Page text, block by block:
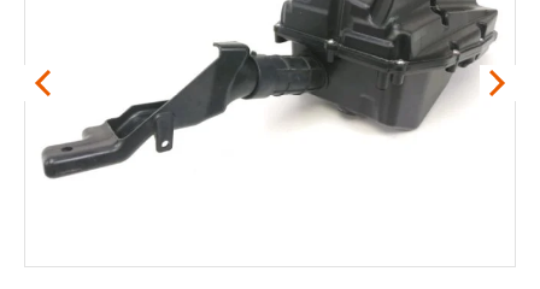
gallery